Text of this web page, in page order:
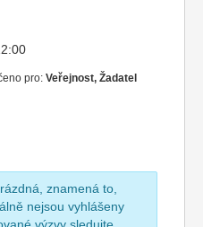
pro: Veřejnost, Žadatel
znamená to,
nejsou vyhlášeny